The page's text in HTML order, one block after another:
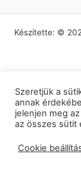
Készítette: ©
Szeretjük a
annak
jelenjen meg
az összes sütit
Cookie